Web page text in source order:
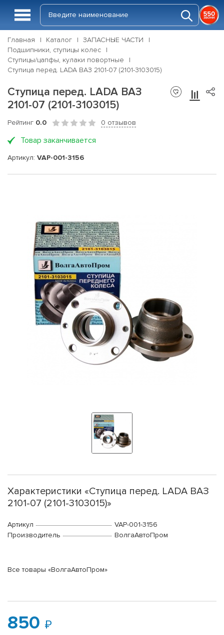
Главная Каталог
ЗАПАСНЫЕ ЧАСТИ
Подшипники, ступицы колес
Ступицы/цапфы, кулаки повортные
Ступица перед. LADA ВАЗ 2101-07 (2101-3103015)
Ступица перед. LADA ВАЗ
2101-07 (2101-3103015)
Рейтинг 0.0 0 отзывов
Товар заканчивается
Артикул: VAP-001-3156
Характеристики «Ступица перед. LADA ВАЗ
2101-07 (2101-3103015)»
Артикул
VAP-001-3156
Производитель
ВолгаАвтоПром
Все товары «ВолгаАвтоПром»
850